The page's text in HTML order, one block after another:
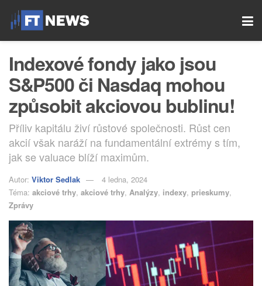
Indexové fondy jako jsou
S&P500 či Nasdaq mohou
způsobit akciovou bublinu!
Příliv kapitálu živí růstové společnosti. Růst cen
akcií však naráží na fundamentální extrémy s tím,
jak se valuace blíží maximům.
Autor: Viktor Sedlak
4 ledna, 2024
Téma: akciové trhy, akciové trhy, Analýzy, indexy, prieskumy,
Zprávy